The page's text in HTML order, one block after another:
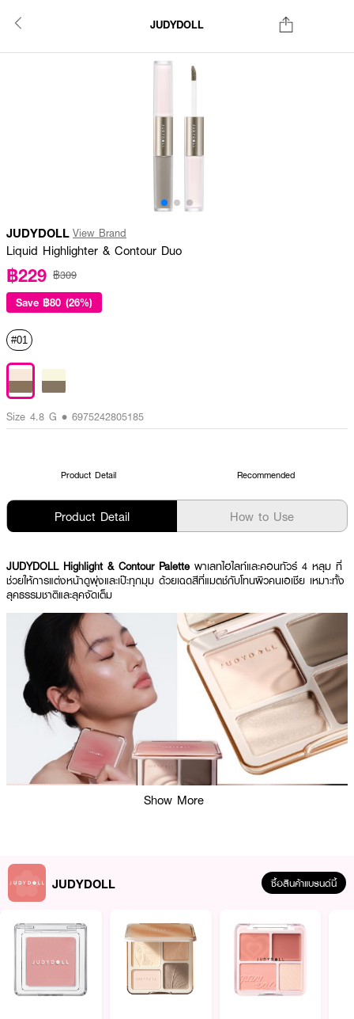
JUDYDOLL
JUDYDOLL View Brand
Liquid Highlighter & Contour Duo
฿229 ฿309
Save ฿80 (26%)
#01
Size 4.8 G • 6975242805185
Product Detail Recommended
Product Detail How to Use
JUDYDOLL Highlight & Contour Palette พาเลทไฮไลท์และคอนทัวร์ 4 หลุม ที่
ช่วยให้การแต่งหน้าดูพุ่งและเป๊ะทุกมุม ด้วยเฉดสีที่แมตช์กับโทนผิวคนเอเชีย เหมาะทั้ง
ลุคธรรมชาติและลุคจัดเต็ม
JUDYDOLL Highlight & Contour Palette ช่วยให้ใบหน้าดูมีมิติโดดเด่นยิ่งขึ้น
Show More
JUDYDOLL ซื้อสินค้าแบรนด์นี้